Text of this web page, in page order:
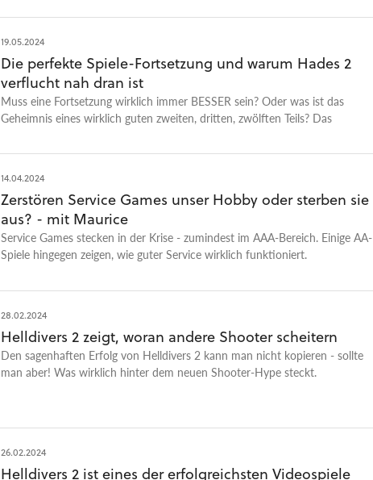
19.05.2024
Die perfekte Spiele-Fortsetzung und warum Hades 2
verflucht nah dran ist
Muss eine Fortsetzung wirklich immer BESSER sein? Oder was ist das
Geheimnis eines wirklich guten zweiten, dritten, zwölften Teils? Das
14.04.2024
Zerstören Service Games unser Hobby oder sterben sie
aus? - mit Maurice
Service Games stecken in der Krise - zumindest im AAA-Bereich. Einige AA-
Spiele hingegen zeigen, wie guter Service wirklich funktioniert.
28.02.2024
Helldivers 2 zeigt, woran andere Shooter scheitern
Den sagenhaften Erfolg von Helldivers 2 kann man nicht kopieren - sollte
man aber! Was wirklich hinter dem neuen Shooter-Hype steckt.
26.02.2024
Helldivers 2 ist eines der erfolgreichsten Videospiele